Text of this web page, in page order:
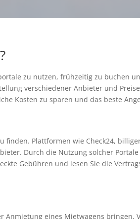
zu nutzen, frühzeitig zu buchen
verschiedener Anbieter und
Kosten zu sparen und das beste
Plattformen wie Check24,
Durch die Nutzung solcher
Gebühren und lesen Sie die
eines Mietwagens bringen.